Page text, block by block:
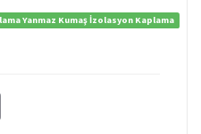
Yanmaz Kumaş İzolasyon Kaplama